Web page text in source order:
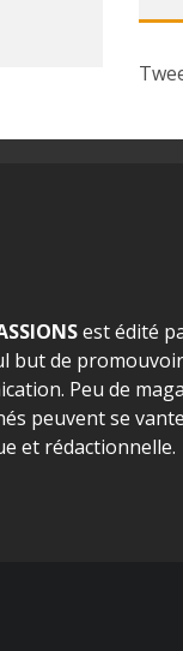
est édité
but de
Peu de
peuvent se
et rédactionnelle.